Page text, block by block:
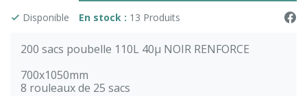
Disponible En stock : 13 Produits
200 sacs poubelle 110L 40µ NOIR RENFORCE
700x1050mm
8 rouleaux de 25 sacs